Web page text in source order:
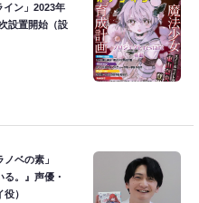
イン」2023年
設置開始（設
ノベの素」
る。』声優・
）